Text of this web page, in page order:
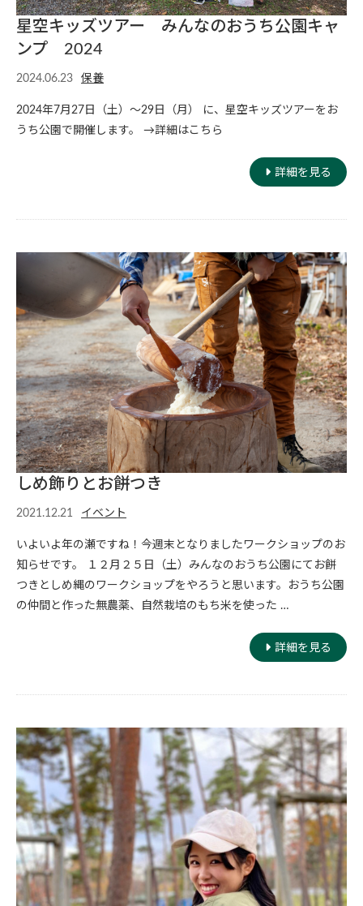
星空キッズツアー みんなのおうち公園キャ
ンプ 2024
2024.06.23 保養
2024年7月27日（土）〜29日（月） に、星空キッズツアーをお
うち公園で開催します。 →詳細はこちら
詳細を見る
しめ飾りとお餅つき
2021.12.21 イベント
いよいよ年の瀬ですね！今週末となりましたワークショップのお
知らせです。 １２月２５日（土）みんなのおうち公園にてお餅
つきとしめ縄のワークショップをやろうと思います。おうち公園
の仲間と作った無農薬、自然栽培のもち米を使った …
詳細を見る